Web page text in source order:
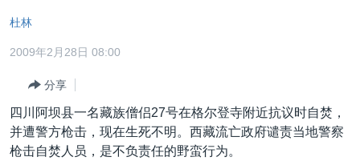
转
内
到
导
台湾
港澳
国际
最新国际新闻
印太
分类新闻
经济·金融·贸易
美中关系
杜林
2009年2月28日 08:00
分享
四川阿坝县一名藏族僧侣27号在格尔登寺附近抗议时自焚，
并遭警方枪击，现在生死不明。西藏流亡政府谴责当地警察
枪击自焚人员，是不负责任的野蛮行为。